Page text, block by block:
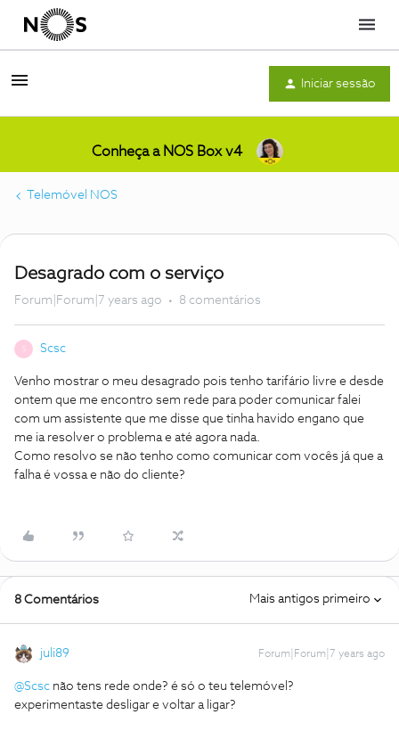
Menu
Iniciar sessão
Conheça a NOS Box v4
Telemóvel NOS
Desagrado com o serviço
Forum|Forum|7 years ago 8 comentários
S Scsc
Venho mostrar o meu desagrado pois tenho tarifário livre e desde
ontem que me encontro sem rede para poder comunicar falei
com um assistente que me disse que tinha havido engano que
me ia resolver o problema e até agora nada.
Como resolvo se não tenho como comunicar com vocês já que a
falha é vossa e não do cliente?
8 Comentários Mais antigos primeiro
juli89 Forum|Forum|7 years ago
@Scsc não tens rede onde? é só o teu telemóvel?
experimentaste desligar e voltar a ligar?